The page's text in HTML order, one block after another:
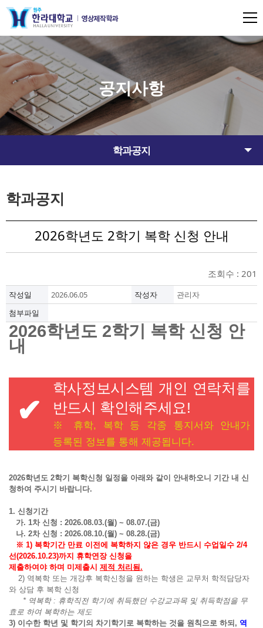
공지사항
학과공지
학과공지
2026학년도 2학기 복학 신청 안내
조회수 : 201
작성일 2026.06.05 작성자
관리자
첨부파일
2026학년도 2학기 복학 신청 안
내
✔
학사정보시스템 개인 연락처를
반드시 확인해주세요 !
※ 휴학, 복학 등 각종 통지서와 안내가
등록된 정보를 통해 제공됩니다.
2026학년도 2학기 복학신청 일정을 아래와 같이 안내하오니 기간 내 신
청하여 주시기 바랍니다.
1. 신청기간
가. 1차 신청 : 2026.08.03.(월 ) ~ 08.07.(금)
나. 2차 신청 : 2026.08.10.(월 ) ~ 08.28.(금)
※ 1) 복학기간 만료 이전에 복학하지 않은 경우 반드시 수업일수 2/4
선(2026.10.23)까지 휴학연장 신청을
제출하여야 하며 미제출시 제적 처리됨 .
2) 역복학 또는 개강후 복학신청을 원하는 학생은 교무처 학적담당자
와 상담 후 복학 신청
* 역복학 : 휴학직전 학기에 취득했던 수강교과목 및 취득학점을 무
효로 하여 복학하는 제도
3) 이수한 학년 및 학기의 차기학기로 복학하는 것을 원칙으로 하되 , 역